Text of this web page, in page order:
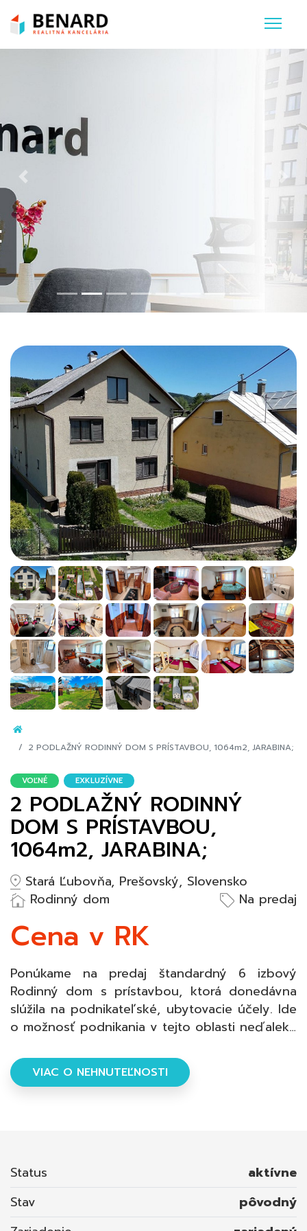
Previous
2 PODLAŽNÝ RODINNÝ DOM S PRÍSTAVBOU, 1064m2, JARABINA;
VOĽNÉ EXKLUZÍVNE
2 PODLAŽNÝ RODINNÝ
DOM S PRÍSTAVBOU,
1064m2, JARABINA;
Stará Ľubovňa, Prešovský, Slovensko
Rodinný dom
Na predaj
Cena v RK
Ponúkame na predaj štandardný 6 izbový
Rodinný dom s prístavbou, ktorá donedávna
slúžila na podnikateľské, ubytovacie účely. Ide
o možnosť podnikania v tejto oblasti neďaleko
mesta 5km a približne rovnakej vzdialenosti od
obce Litmanová, známej ako pútnické miesto a
nachádza zádverie, chodba, obávačka, spálňa,
oddelené), kotolňa, sklad o celkovej rozlohe
cca 80m2; - nadzemné podlažie tvorí
VIAC O NEHNUTEĽNOSTI
Status
aktívne
Stav
pôvodný